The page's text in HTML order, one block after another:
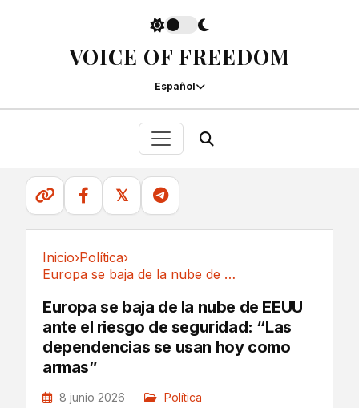
VOICE OF FREEDOM
Español
𝕏
Inicio›Política›
Europa se baja de la nube de EEUU ante el...
Europa se baja de la nube de EEUU
ante el riesgo de seguridad: “Las
dependencias se usan hoy como
armas”
8 junio 2026 Política